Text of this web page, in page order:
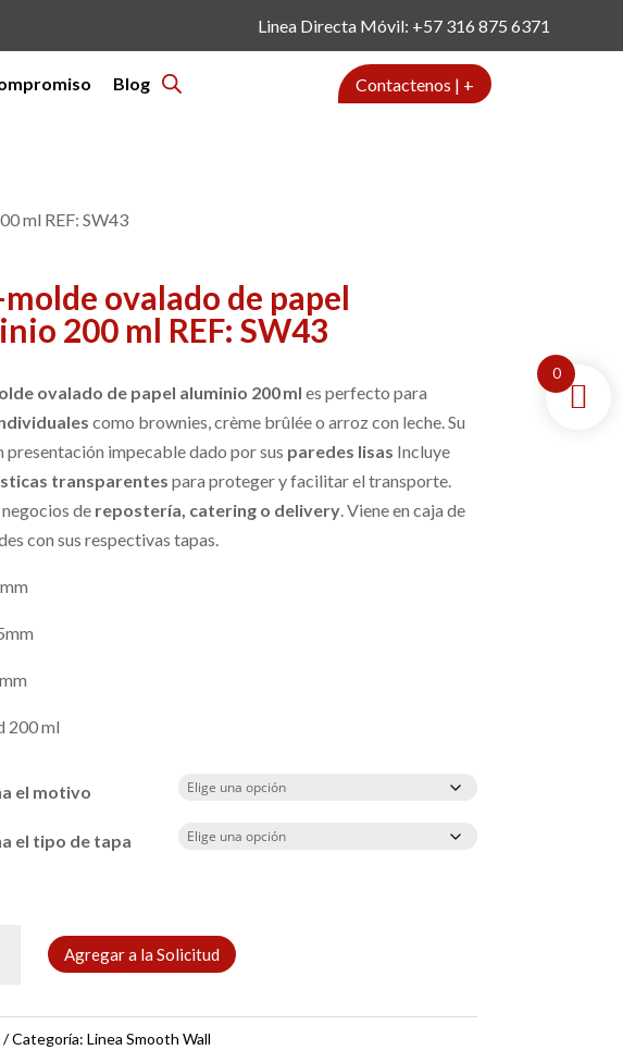
Linea Directa Móvil: +57 316 875 6371
Blog Contactenos | +
ml REF: SW43
ovalado de papel
200 ml REF: SW43
ovalado de papel aluminio 200 ml es perfecto para
como brownies, crème brûlée o arroz con leche. Su
presentación impecable dado por sus paredes lisas Incluye
transparentes para proteger y facilitar el transporte.
de repostería, catering o delivery. Viene en caja de
con sus respectivas tapas.
200 ml
el motivo
el tipo de tapa
Agregar a la Solicitud
Categoría: Linea Smooth Wall
0